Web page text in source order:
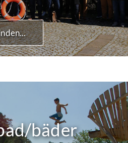
bäder